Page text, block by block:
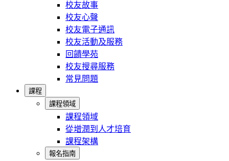
校友故事
校友心聲
校友電子通訊
校友活動及服務
回饋學苑
校友搜尋服務
常見問題
課程
課程領域
課程領域
從增潤到人才培育
課程架構
報名指南